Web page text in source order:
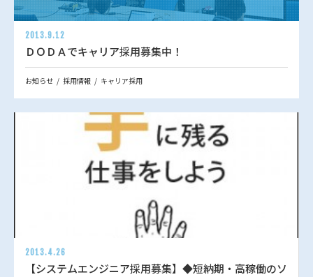
2013.9.12
ＤＯＤＡでキャリア採用募集中！
お知らせ 採用情報 キャリア採用
2013.4.26
【システムエンジニア採用募集】◆短納期・高稼働のソ